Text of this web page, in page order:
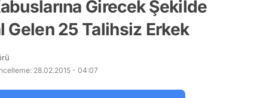
Girecek Şekilde
Gelen 25 Talihsiz Erkek
28.02.2015 - 04:07